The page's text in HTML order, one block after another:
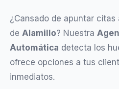
¿Cansado de apuntar
de Alamillo? Nuestra
Automática detecta los
ofrece opciones a tus
inmediatos.